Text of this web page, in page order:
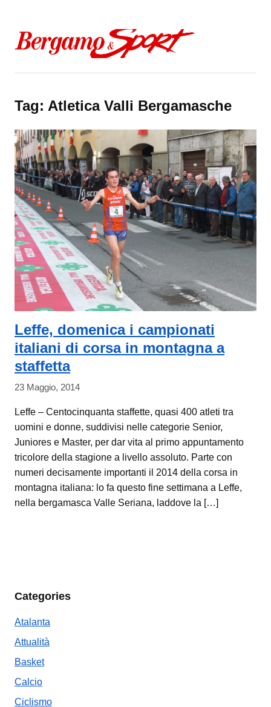
Tag: Atletica Valli Bergamasche
Leffe, domenica i campionati
italiani di corsa in montagna a
staffetta
23 Maggio, 2014
Leffe – Centocinquanta staffette, quasi 400 atleti tra
uomini e donne, suddivisi nelle categorie Senior,
Juniores e Master, per dar vita al primo appuntamento
tricolore della stagione a livello assoluto. Parte con
numeri decisamente importanti il 2014 della corsa in
montagna italiana: lo fa questo fine settimana a Leffe,
nella bergamasca Valle Seriana, laddove la […]
Categories
Atalanta
Attualità
Basket
Calcio
Ciclismo